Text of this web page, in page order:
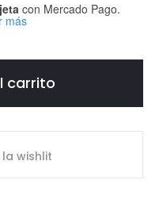
con Mercado Pago.
más
carrito
wishlit